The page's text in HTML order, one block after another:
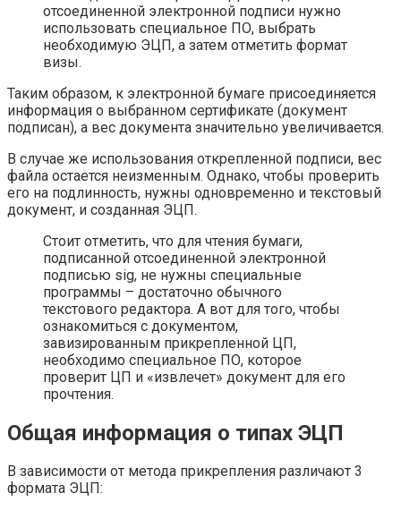
отсоединенной электронной подписи нужно
использовать специальное ПО, выбрать
необходимую ЭЦП, а затем отметить формат
визы.
Таким образом, к электронной бумаге присоединяется
информация о выбранном сертификате (документ
подписан), а вес документа значительно увеличивается.
В случае же использования открепленной подписи, вес
файла остается неизменным. Однако, чтобы проверить
его на подлинность, нужны одновременно и текстовый
документ, и созданная ЭЦП.
Стоит отметить, что для чтения бумаги,
подписанной отсоединенной электронной
подписью sig, не нужны специальные
программы – достаточно обычного
текстового редактора. А вот для того, чтобы
ознакомиться с документом,
завизированным прикрепленной ЦП,
необходимо специальное ПО, которое
проверит ЦП и «извлечет» документ для его
прочтения.
Общая информация о типах ЭЦП
В зависимости от метода прикрепления различают 3
формата ЭЦП: